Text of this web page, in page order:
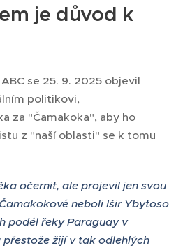
je důvod k
se 25. 9. 2025 objevil
politikovi,
za "Čamakoka", aby ho
z "naší oblasti" se k tomu
očernit, ale projevil jen svou
neboli Išir Ybytoso
podél řeky Paraguay v
žijí v tak odlehlých